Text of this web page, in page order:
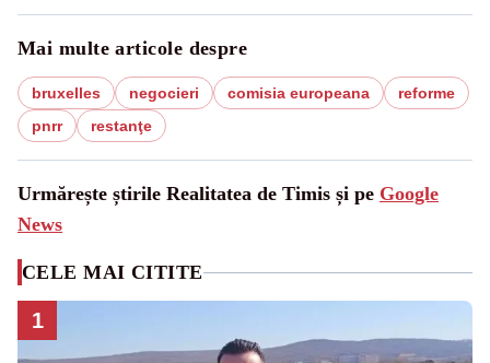
Mai multe articole despre
bruxelles negocieri comisia europeana
reforme
pnrr
restanţe
Urmărește știrile Realitatea de Timis și pe Google
News
CELE MAI CITITE
1